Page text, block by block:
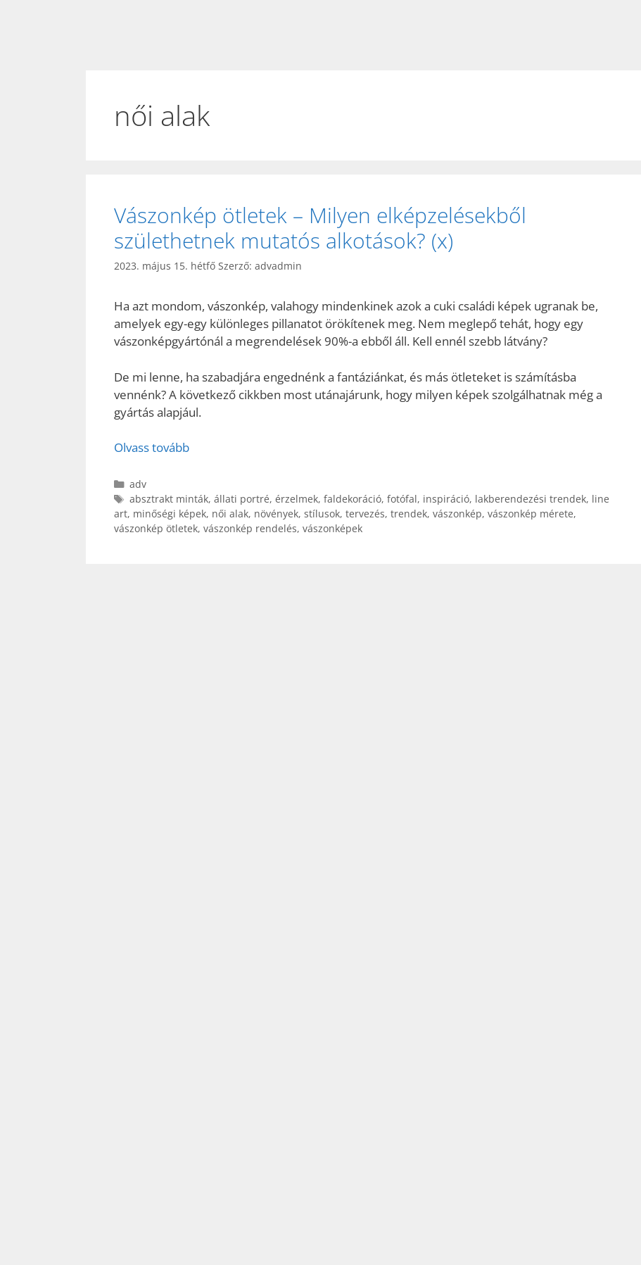
női alak
Vászonkép ötletek – Milyen elképzelésekből
születhetnek mutatós alkotások? (x)
2023. május 15. hétfő Szerző: advadmin
Ha azt mondom, vászonkép, valahogy mindenkinek azok a cuki családi képek ugranak be,
amelyek egy-egy különleges pillanatot örökítenek meg. Nem meglepő tehát, hogy egy
vászonképgyártónál a megrendelések 90%-a ebből áll. Kell ennél szebb látvány?
De mi lenne, ha szabadjára engednénk a fantáziánkat, és más ötleteket is számításba
vennénk? A következő cikkben most utánajárunk, hogy milyen képek szolgálhatnak még a
gyártás alapjául.
Olvass tovább
Kategória
adv
Címkék
absztrakt minták, állati portré, érzelmek, faldekoráció, fotófal, inspiráció, lakberendezési trendek, line
art, minőségi képek, női alak, növények, stílusok, tervezés, trendek, vászonkép, vászonkép mérete,
vászonkép ötletek, vászonkép rendelés, vászonképek